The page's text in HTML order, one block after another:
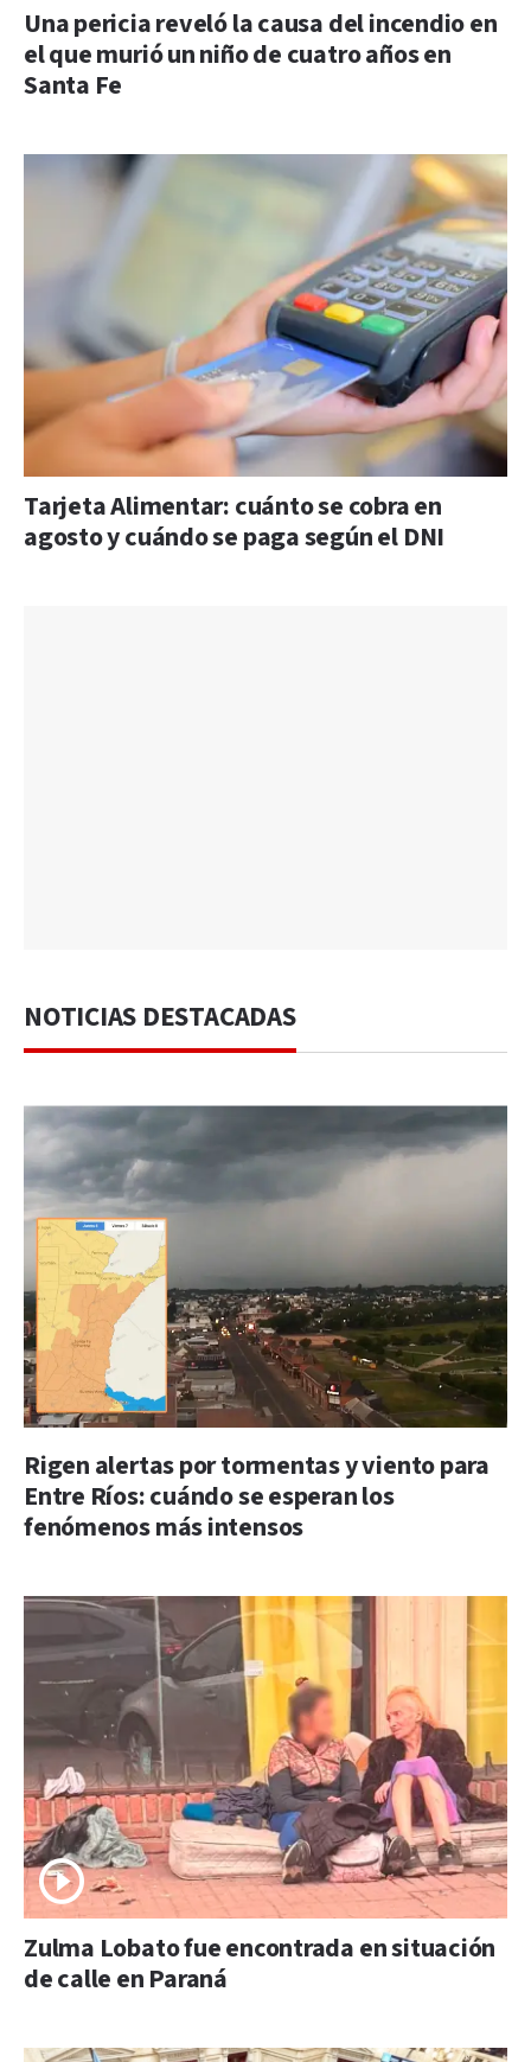
Una pericia reveló la causa del incendio en
el que murió un niño de cuatro años en
Santa Fe
Tarjeta Alimentar: cuánto se cobra en
agosto y cuándo se paga según el DNI
NOTICIAS DESTACADAS
Rigen alertas por tormentas y viento para
Entre Ríos: cuándo se esperan los
fenómenos más intensos
Zulma Lobato fue encontrada en situación
de calle en Paraná